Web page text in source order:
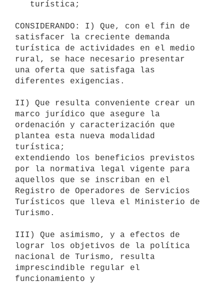
CONSIDERANDO: I) Que, con el fin de
satisfacer la creciente demanda
turística de actividades en el medio
rural, se hace necesario presentar
una oferta que satisfaga las
diferentes exigencias.
II) Que resulta conveniente crear un
marco jurídico que asegure la
ordenación y caracterización que
plantea esta nueva modalidad
turística;
extendiendo los beneficios previstos
por la normativa legal vigente para
aquellos que se inscriban en el
Registro de Operadores de Servicios
Turísticos que lleva el Ministerio de
Turismo.
III) Que asimismo, y a efectos de
lograr los objetivos de la política
nacional de Turismo, resulta
imprescindible regular el
funcionamiento y